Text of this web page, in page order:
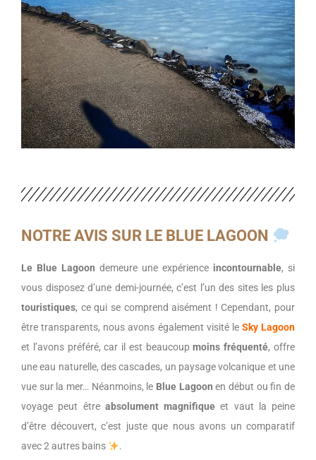
NOTRE AVIS SUR LE BLUE LAGOON
Le Blue Lagoon demeure une expérience incontournable, si
vous disposez d’une demi-journée, c’est l’un des sites les plus
touristiques, ce qui se comprend aisément ! Cependant, pour
être transparents, nous avons également visité le Sky Lagoon
et l’avons préféré, car il est beaucoupmoins fréquenté, offre
une eau naturelle, des cascades, un paysage volcanique et une
vue sur la mer… Néanmoins, le Blue Lagoon en début ou fin de
voyage peut être absolument magnifique et vaut la peine
d’être découvert, c’est juste que nous avons un comparatif
avec 2 autres bains
.